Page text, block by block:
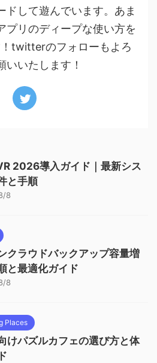
ドして遊んでいます。あま
プリのディープな使い方を
twitterのフォローもよろ
いいたします！
2026導入ガイド｜最新シス
と手順
8
クラウドバックアップ容量増
と最適化ガイド
8
Places
けパズルカフェの選び方と体